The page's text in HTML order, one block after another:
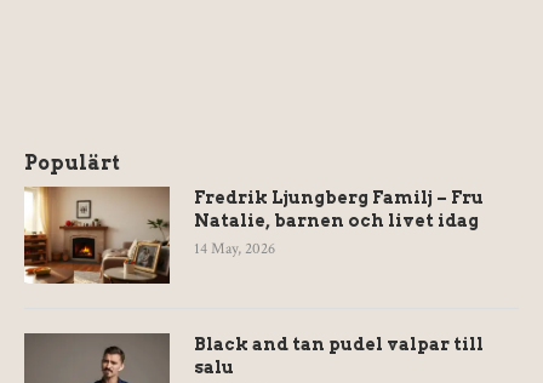
Populärt
Fredrik Ljungberg Familj – Fru
Natalie, barnen och livet idag
14 May, 2026
Black and tan pudel valpar till
salu